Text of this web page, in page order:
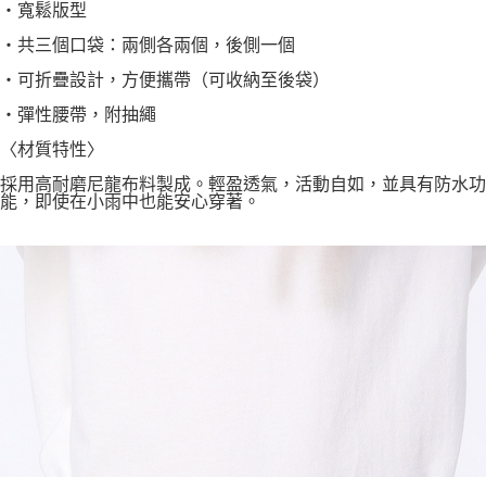
・寬鬆版型
・共三個口袋：兩側各兩個，後側一個
・可折疊設計，方便攜帶（可收納至後袋）
・彈性腰帶，附抽繩
〈材質特性〉
採用高耐磨尼龍布料製成。輕盈透氣，活動自如，並具有防水功
能，即使在小雨中也能安心穿著。